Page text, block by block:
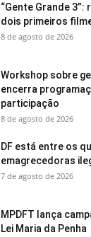
“Gente Grande
dois primeiros
8 de agosto de 2026
Workshop sobre
encerra
participação
8 de agosto de 2026
DF está entre os
emagrecedoras
7 de agosto de 2026
MPDFT lança
Lei Maria da Penha